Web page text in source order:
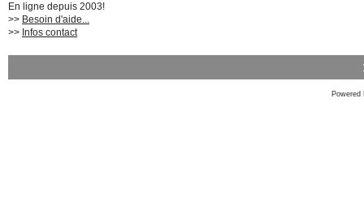
En ligne depuis 2003!
>> Besoin d'aide...
>> Infos contact